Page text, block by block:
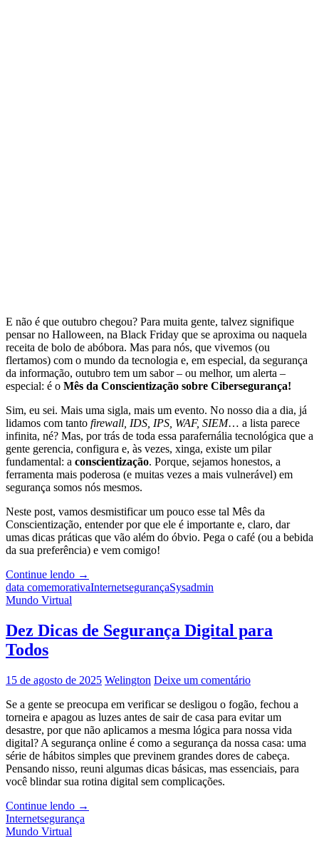
E não é que outubro chegou? Para muita gente, talvez signifique
pensar no Halloween, na Black Friday que se aproxima ou naquela
receita de bolo de abóbora. Mas para nós, que vivemos (ou
flertamos) com o mundo da tecnologia e, em especial, da segurança
da informação, outubro tem um sabor – ou melhor, um alerta –
especial: é o Mês da Conscientização sobre Cibersegurança!
Sim, eu sei. Mais uma sigla, mais um evento. No nosso dia a dia, já
lidamos com tanto firewall, IDS, IPS, WAF, SIEM… a lista parece
infinita, né? Mas, por trás de toda essa parafernália tecnológica que a
gente gerencia, configura e, às vezes, xinga, existe um pilar
fundamental: a conscientização. Porque, sejamos honestos, a
ferramenta mais poderosa (e muitas vezes a mais vulnerável) em
segurança somos nós mesmos.
Neste post, vamos desmistificar um pouco esse tal Mês da
Conscientização, entender por que ele é importante e, claro, dar
umas dicas práticas que vão além do óbvio. Pega o café (ou a bebida
da sua preferência) e vem comigo!
Continue lendo Outubro
Chegou!
Desembaçar
a
Letrinhas
da
Cibersegurança
(Com
Cafeína
e
Humor)
→
data comemorativaInternetsegurançaSysadmin
Mundo Virtual
Dez Dicas de Segurança Digital para
Todos
15 de agosto de 2025 Welington Deixe um comentário
Se a gente se preocupa em verificar se desligou o fogão, fechou a
torneira e apagou as luzes antes de sair de casa para evitar um
desastre, por que não aplicamos a mesma lógica para nossa vida
digital? A segurança online é como a segurança da nossa casa: uma
série de hábitos simples que previnem grandes dores de cabeça.
Pensando nisso, reuni algumas dicas básicas, mas essenciais, para
você blindar sua rotina digital sem complicações.
Continue lendo Dez
Dicas
→
Internetsegurança
Mundo Virtual